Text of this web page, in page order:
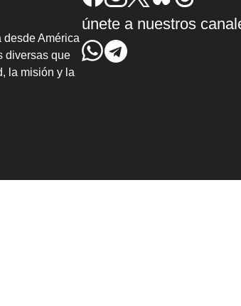
América
diversas que
la misión y la
únete a nuestros